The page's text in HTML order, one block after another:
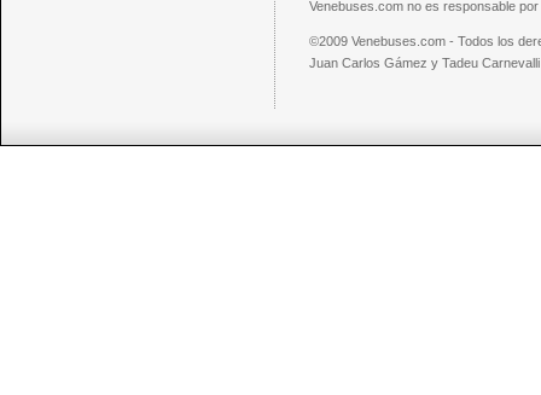
Venebuses.com no es responsable
©2009 Venebuses.com - Todos los
Juan Carlos Gámez y Tadeu Carnevalli